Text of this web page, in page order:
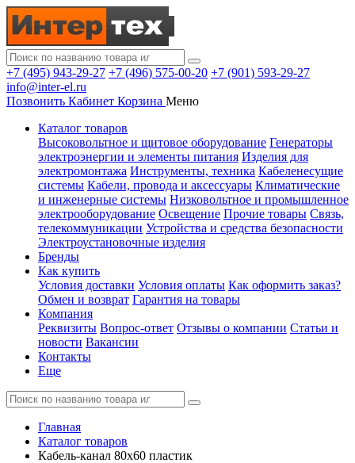
+7 (495) 943-29-27 +7 (496) 575-00-20 +7 (901) 593-29-27
info@inter-el.ru
Позвонить Кабинет Корзина Меню
Каталог товаров
Высоковольтное и щитовое оборудование Генераторы
электроэнергии и элементы питания Изделия для
электромонтажа Инструменты, техника Кабеленесущие
системы Кабели, провода и аксессуары Климатические
и инженерные системы Низковольтное и промышленное
электрооборудование Освещение Прочие товары Связь,
телекоммуникации Устройства и средства безопасности
Электроустановочные изделия
Бренды
Как купить
Условия доставки Условия оплаты Как оформить заказ?
Обмен и возврат Гарантия на товары
Компания
Реквизиты Вопрос-ответ Отзывы о компании Статьи и
новости Вакансии
Контакты
Еще
Главная
Каталог товаров
Кабель-канал 80х60 пластик